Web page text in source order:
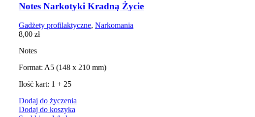
Notes Narkotyki Kradną Życie
Gadżety profilaktyczne, Narkomania
8,00 zł
Notes
Format: A5 (148 x 210 mm)
Ilość kart: 1 + 25
Dodaj do życzenia
Dodaj do koszyka